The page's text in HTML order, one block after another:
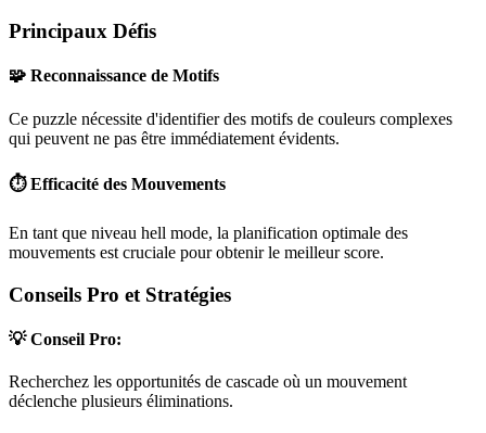
Principaux Défis
🧩 Reconnaissance de Motifs
Ce puzzle nécessite d'identifier des motifs de couleurs complexes
qui peuvent ne pas être immédiatement évidents.
⏱️ Efficacité des Mouvements
En tant que niveau hell mode, la planification optimale des
mouvements est cruciale pour obtenir le meilleur score.
Conseils Pro et Stratégies
💡 Conseil Pro:
Recherchez les opportunités de cascade où un mouvement
déclenche plusieurs éliminations.